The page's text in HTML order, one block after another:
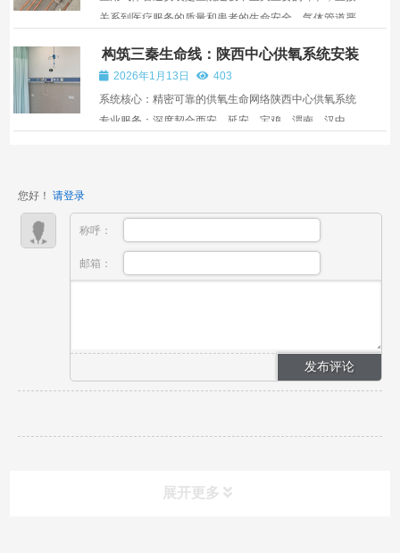
关系到医疗服务的质量和患者的生命安全。气体管道严
准规划布局，注重清洁脱脂与标识。严格检测验收，为
您打造安全可靠的医用气体管道系统，助力医疗服务高
效开展...
构筑三秦生命线：陕西中心供氧系统安装
服务，护航西安、延安医疗康养机构
2026年1月13日
403
系统核心：精密可靠的供氧生命网络陕西中心供氧系统
专业服务：深度契合西安、延安、宝鸡、渭南、汉中、
您好！ 请登录
称呼：
邮箱：
展开更多